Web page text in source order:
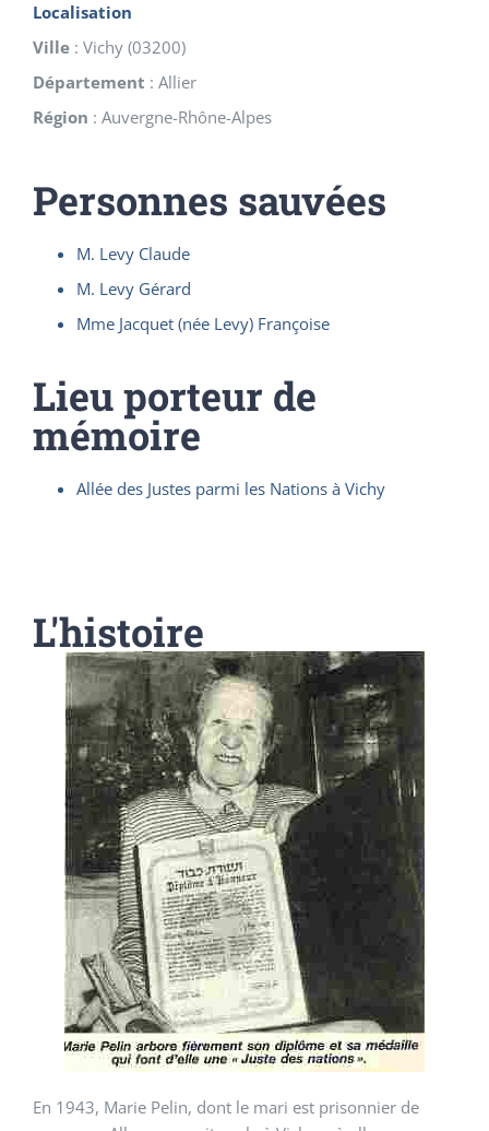
Localisation
Ville : Vichy (03200)
Département : Allier
Région : Auvergne-Rhône-Alpes
Personnes sauvées
M. Levy Claude
M. Levy Gérard
Mme Jacquet (née Levy) Françoise
Lieu porteur de
mémoire
Allée des Justes parmi les Nations à Vichy
L'histoire
En 1943, Marie Pelin, dont le mari est prisonnier de